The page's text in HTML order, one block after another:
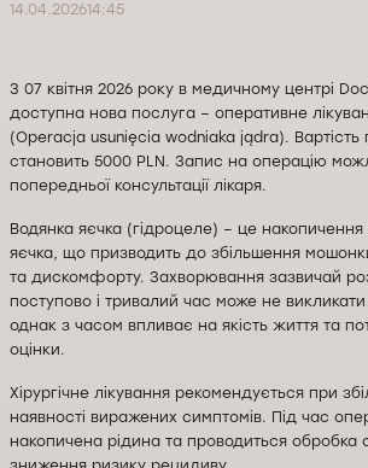
14.04.202614:45
З 07 квітня 2026 року в медичному центрі
доступна нова послуга – оперативне
(Operacja usunięcia wodniaka jądra). Вартість
становить 5000 PLN. Запис на операцію
попередньої консультації лікаря.
Водянка яєчка (гідроцеле) – це
яєчка, що призводить до збільшення
та дискомфорту. Захворювання зазвичай
поступово і тривалий час може не
однак з часом впливає на якість життя та
оцінки.
Хірургічне лікування рекомендується при
наявності виражених симптомів. Під час
накопичена рідина та проводиться обробка